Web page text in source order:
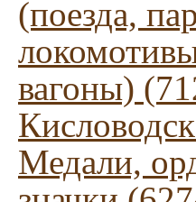
(поезда,
вагоны)
Медали,